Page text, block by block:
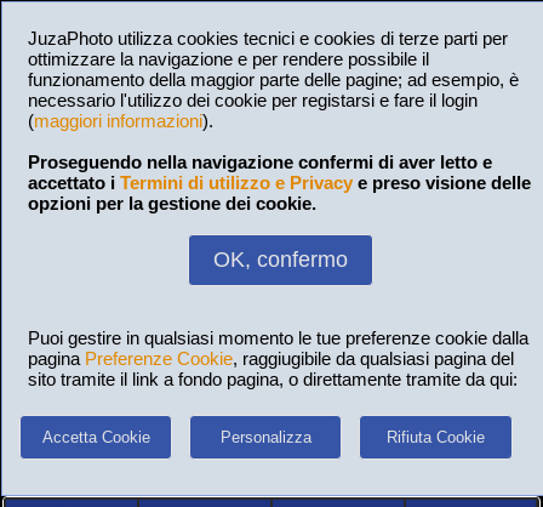
JuzaPhoto utilizza cookies tecnici e cookies di terze parti per
ottimizzare la navigazione e per rendere possibile il
funzionamento della maggior parte delle pagine; ad esempio, è
necessario l'utilizzo dei cookie per registarsi e fare il login
(maggiori informazioni).
Proseguendo nella navigazione confermi di aver letto e
accettato i Termini di utilizzo e Privacy e preso visione delle
opzioni per la gestione dei cookie.
OK, confermo
Puoi gestire in qualsiasi momento le tue preferenze cookie dalla
pagina Preferenze Cookie, raggiugibile da qualsiasi pagina del
sito tramite il link a fondo pagina, o direttamente tramite da qui:
Accetta Cookie Personalizza Rifiuta Cookie